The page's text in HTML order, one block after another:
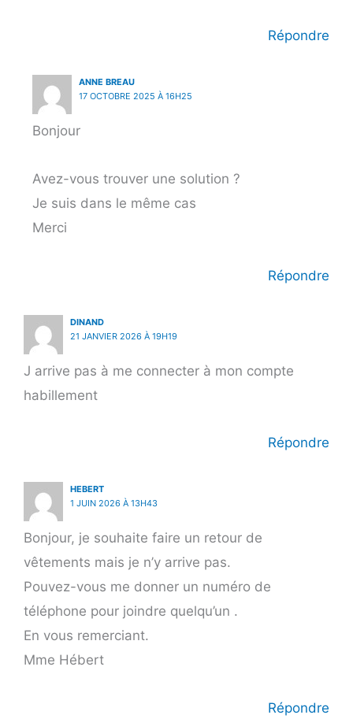
Répondre
ANNE BREAU
17 OCTOBRE 2025 À 16H25
Bonjour
Avez-vous trouver une solution ?
Je suis dans le même cas
Merci
Répondre
DINAND
21 JANVIER 2026 À 19H19
J arrive pas à me connecter à mon compte
habillement
Répondre
HEBERT
1 JUIN 2026 À 13H43
Bonjour, je souhaite faire un retour de
vêtements mais je n’y arrive pas.
Pouvez-vous me donner un numéro de
téléphone pour joindre quelqu’un .
En vous remerciant.
Mme Hébert
Répondre